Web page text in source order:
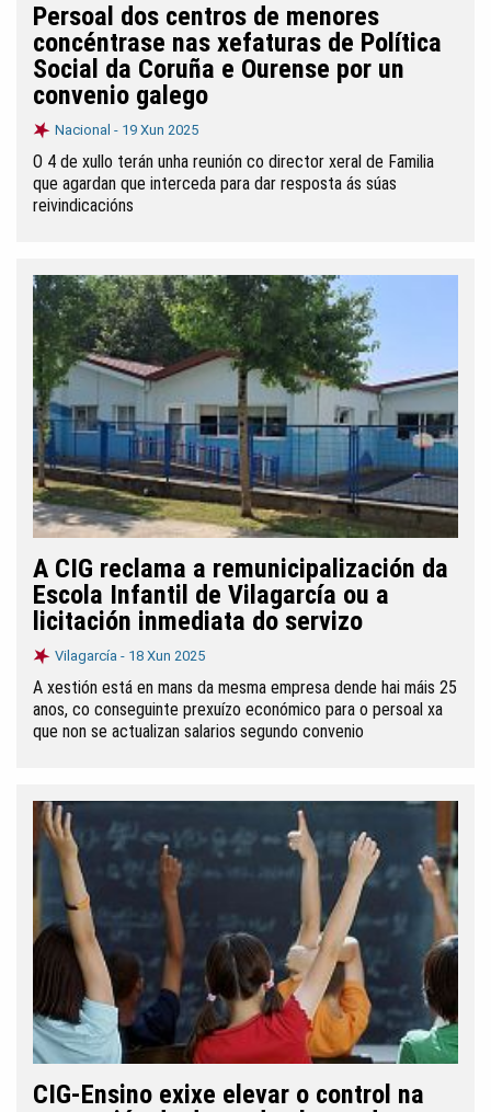
Persoal dos centros de menores
concéntrase nas xefaturas de Política
Social da Coruña e Ourense por un
convenio galego
Nacional - 19 Xun 2025
O 4 de xullo terán unha reunión co director xeral de Familia
que agardan que interceda para dar resposta ás súas
reivindicacións
A CIG reclama a remunicipalización da
Escola Infantil de Vilagarcía ou a
licitación inmediata do servizo
Vilagarcía - 18 Xun 2025
A xestión está en mans da mesma empresa dende hai máis 25
anos, co conseguinte prexuízo económico para o persoal xa
que non se actualizan salarios segundo convenio
CIG-Ensino exixe elevar o control na